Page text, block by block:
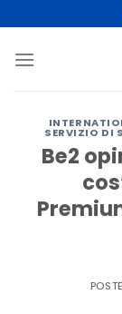
to
content
SERVIZIO DI
Be2